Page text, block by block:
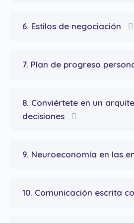
6. Estilos de negociación
7. Plan de progreso
8. Conviértete en un
decisiones
9. Neuroeconomía en las
10. Comunicación escrita